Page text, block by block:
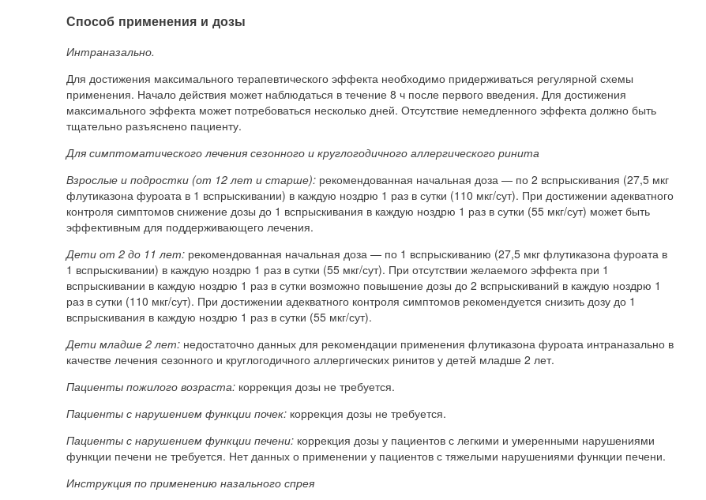
Способ применения и дозы
Интраназально.
Для достижения максимального терапевтического эффекта необходимо придерживаться регулярной схемы
применения. Начало действия может наблюдаться в течение 8 ч после первого введения. Для достижения
максимального эффекта может потребоваться несколько дней. Отсутствие немедленного эффекта должно быть
тщательно разъяснено пациенту.
Для симптоматического лечения сезонного и круглогодичного аллергического ринита
Взрослые и подростки (от 12 лет и старше): рекомендованная начальная доза — по 2 вспрыскивания (27,5 мкг
флутиказона фуроата в 1 вспрыскивании) в каждую ноздрю 1 раз в сутки (110 мкг/сут). При достижении адекватного
контроля симптомов снижение дозы до 1 вспрыскивания в каждую ноздрю 1 раз в сутки (55 мкг/сут) может быть
эффективным для поддерживающего лечения.
Дети от 2 до 11 лет: рекомендованная начальная доза — по 1 вспрыскиванию (27,5 мкг флутиказона фуроата в
1 вспрыскивании) в каждую ноздрю 1 раз в сутки (55 мкг/сут). При отсутствии желаемого эффекта при 1
вспрыскивании в каждую ноздрю 1 раз в сутки возможно повышение дозы до 2 вспрыскиваний в каждую ноздрю 1
раз в сутки (110 мкг/сут). При достижении адекватного контроля симптомов рекомендуется снизить дозу до 1
вспрыскивания в каждую ноздрю 1 раз в сутки (55 мкг/сут).
Дети младше 2 лет: недостаточно данных для рекомендации применения флутиказона фуроата интраназально в
качестве лечения сезонного и круглогодичного аллергических ринитов у детей младше 2 лет.
Пациенты пожилого возраста: коррекция дозы не требуется.
Пациенты с нарушением функции почек: коррекция дозы не требуется.
Пациенты с нарушением функции печени: коррекция дозы у пациентов с легкими и умеренными нарушениями
функции печени не требуется. Нет данных о применении у пациентов с тяжелыми нарушениями функции печени.
Инструкция по применению назального спрея